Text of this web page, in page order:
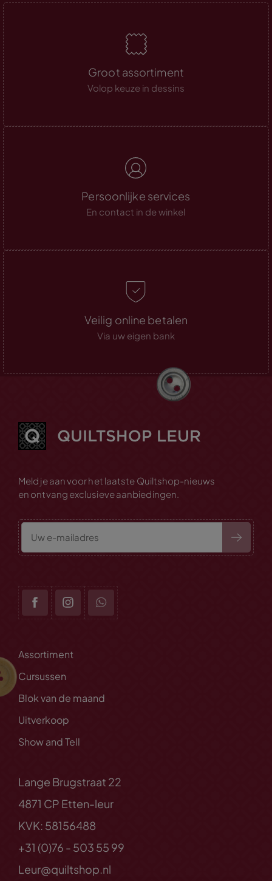
Groot assortiment
Volop keuze in dessins
Persoonlijke services
En contact in de winkel
Veilig online betalen
Via uw eigen bank
Meld je aan voor het laatste Quiltshop-nieuws
en ontvang exclusieve aanbiedingen.
Assortiment
Cursussen
Blok van de maand
Uitverkoop
Show and Tell
Lange Brugstraat 22
4871 CP Etten-leur
KVK: 58156488
+31 (0)76 - 503 55 99
Leur@quiltshop.nl